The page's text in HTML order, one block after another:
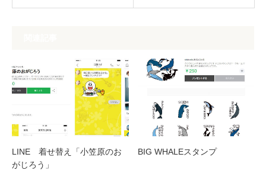
LINE 着せ替え「小笠原のお
がじろう」
BIG WHALEスタンプ